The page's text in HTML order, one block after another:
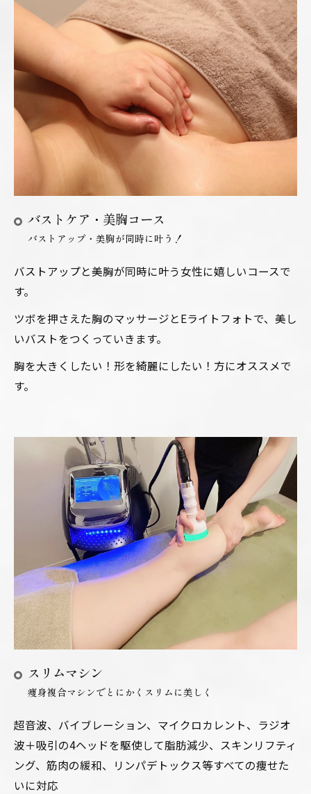
バストケア・美胸コース
バストアップ・美胸が同時に叶う！
バストアップと美胸が同時に叶う女性に嬉しいコースで
す。
ツボを押さえた胸のマッサージとEライトフォトで、美し
いバストをつくっていきます。
胸を大きくしたい！形を綺麗にしたい！方にオススメで
す。
スリムマシン
痩身複合マシンでとにかくスリムに美しく
超音波、バイブレーション、マイクロカレント、ラジオ
波＋吸引の4ヘッドを駆使して脂肪減少、スキンリフティ
ング、筋肉の緩和、リンパデトックス等すべての痩せた
いに対応